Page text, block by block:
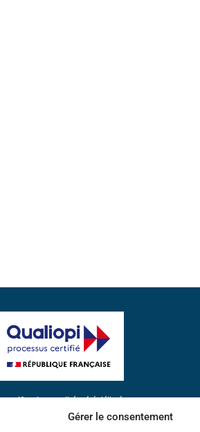
Gérer le consentement
certification qualité a été délivrée
titre de la catégorie d'action suivante :
de formation